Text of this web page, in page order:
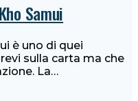
Samui
è uno di quei
sulla carta ma che
La…